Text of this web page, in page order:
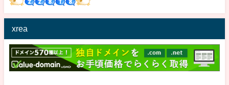
xrea